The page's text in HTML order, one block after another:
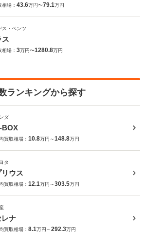
場： 43.6万円〜79.1万円
ス・ベンツ
ス
場： 3万円〜1280.8万円
ランキングから探す
ダ
BOX
買取相場： 10.8万円～148.8万円
タ
リウス
買取相場： 12.1万円～303.5万円
レナ
買取相場： 8.1万円～292.3万円